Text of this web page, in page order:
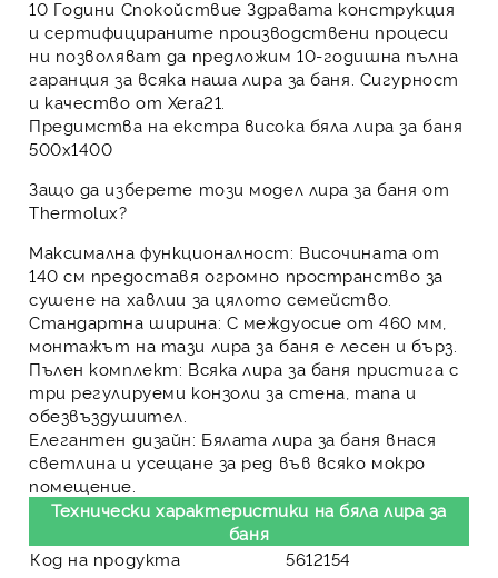
10 Години Спокойствие Здравата конструкция
и сертифицираните производствени процеси
ни позволяват да предложим 10-годишна пълна
гаранция за всяка наша лира за баня. Сигурност
и качество от Xera21.
Предимства на екстра висока бяла лира за баня
500х1400
Защо да изберете този модел лира за баня от
Thermolux?
Максимална функционалност: Височината от
140 см предоставя огромно пространство за
сушене на хавлии за цялото семейство.
Стандартна ширина: С междуосие от 460 мм,
монтажът на тази лира за баня е лесен и бърз.
Пълен комплект: Всяка лира за баня пристига с
три регулируеми конзоли за стена, тапа и
обезвъздушител.
Елегантен дизайн: Бялата лира за баня внася
светлина и усещане за ред във всяко мокро
помещение.
Технически характеристики на бяла лира за
баня
Код на продукта
5612154